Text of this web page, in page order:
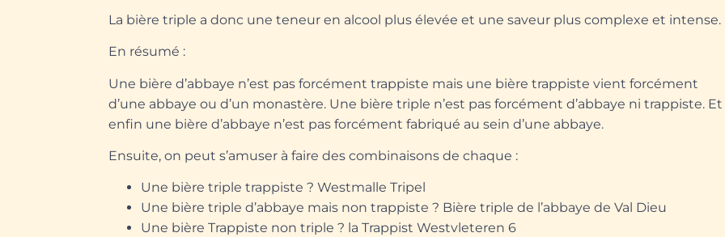
La bière triple a donc une teneur en alcool plus élevée et une saveur plus complexe et intense.
En résumé :
Une bière d’abbaye n’est pas forcément trappiste mais une bière trappiste vient forcément
d’une abbaye ou d’un monastère. Une bière triple n’est pas forcément d’abbaye ni trappiste. Et
enfin une bière d’abbaye n’est pas forcément fabriqué au sein d’une abbaye.
Ensuite, on peut s’amuser à faire des combinaisons de chaque :
Une bière triple trappiste ?Westmalle Tripel
Une bière triple d’abbaye mais non trappiste ? Bière triple de l’abbaye de Val Dieu
Une bière Trappiste non triple ? la Trappist Westvleteren 6